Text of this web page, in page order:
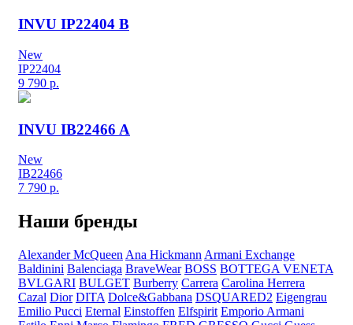
INVU IP22404 B
New
IP22404
9 790 р.
INVU IB22466 A
New
IB22466
7 790 р.
Наши бренды
Alexander McQueen Ana Hickmann Armani Exchange
Baldinini Balenciaga BraveWear BOSS BOTTEGA VENETA
BVLGARI BULGET Burberry Carrera Carolina Herrera
Cazal Dior DITA Dolce&Gabbana DSQUARED2 Eigengrau
Emilio Pucci Eternal Einstoffen Elfspirit Emporio Armani